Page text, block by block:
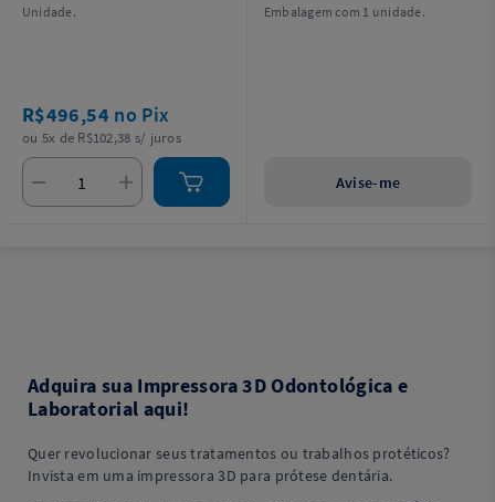
Unidade.
R$496,54 no Pix
ou 5x de R$102,38 s/ juros
Embalagem com 1 unidade.
Avise-me
Adquira sua Impressora 3D Odontológica e
Laboratorial aqui!
Quer revolucionar seus tratamentos ou trabalhos protéticos?
Invista em uma impressora 3D para prótese dentária.